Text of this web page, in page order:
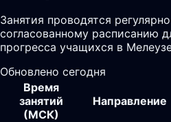
Занятия проводятся
согласованному расписанию
прогресса учащихся в
Обновлено сегодня
Время
занятий
(МСК)
Направление